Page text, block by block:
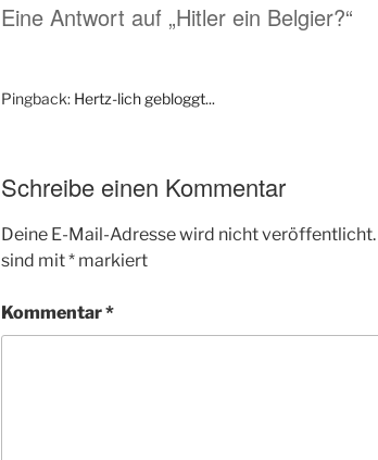
Eine Antwort auf „Hitler ein Belgier?“
Pingback: Hertz-lich gebloggt...
Schreibe einen Kommentar
Deine E-Mail-Adresse wird nicht veröffentlicht.
sind mit* markiert
Kommentar*